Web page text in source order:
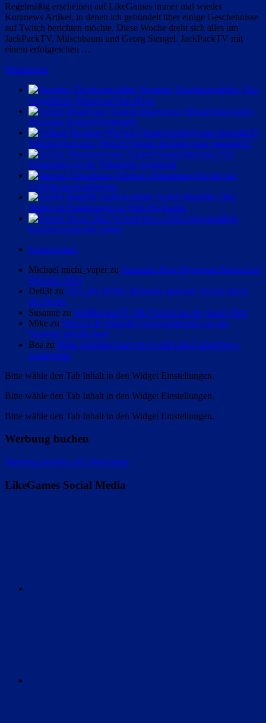
Regelmäßig erscheinen auf LikeGames immer mal wieder
Kurznews Artikel, in denen ich gebündelt über einige Geschehnisse
auf Twitch berichten möchte. Diese Woche dreht sich alles um
JackPackTV, Milschbaum und Georg Stengel. JackPackTV mit
einem erfolgreichen …
Weiterlesen
Streamer Zuschauerzahlen: Das
vergebliche Warten auf den Hype
Twitch Impressum: Missachtung kann
ein hohes Bußgeld bedeuten!
Vollzeit-Streamer: Wieviel Umsatz benötigt man monatlich?
Twitch Steuerinterview: Für
Einnahmen ist die Teilnahme zwingend
Internet Abmahnung bis hin zur
Unterlassungserklärung
Twitch Begriffe: Hier
findest du Erklärungen zu Subs bis Kappa
Twitch News 2023: Regelmäßige
Kurznews aus der Szene
Kommentare
Michael michi_vaper zu Anastasia Rose Hypetrain Rekord an
Silvester 2024
Detl3f zu Fat Lady RDR2 Roleplay geht auf Twitch durch
die Decke
Susanne zu WeltReisenTV: Mit Twitch um die ganze Welt
Mike zu Shlorox & Tinkerleo Auswanderung von der
Schweiz auf die Insel
Bea zu Mein Abschied und wie es mit LikeGamesNews
weitergeht!
Bitte wähle den Tab Inhalt in den Widget Einstellungen.
Bitte wähle den Tab Inhalt in den Widget Einstellungen.
Bitte wähle den Tab Inhalt in den Widget Einstellungen.
Werbung buchen
Werbung buchen auf LikeGames
LikeGames Social Media